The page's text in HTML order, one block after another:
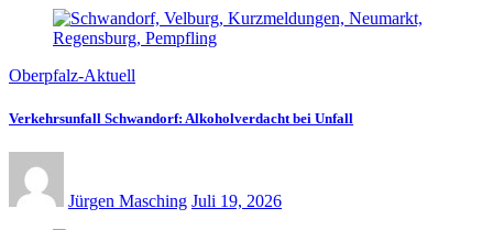
Oberpfalz-Aktuell
Verkehrsunfall Schwandorf: Alkoholverdacht bei Unfall
Jürgen Masching Juli 19, 2026